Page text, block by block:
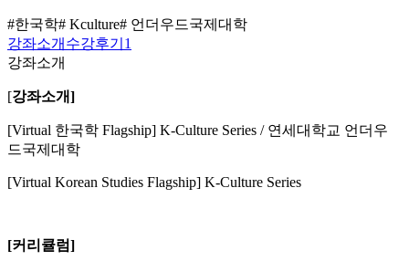
#한국학# Kculture# 언더우드국제대학
강좌소개 수강후기 1
강좌소개
[강좌소개]
[Virtual 한국학 Flagship] K-Culture Series / 연세대학교 언더우
드국제대학
[Virtual Korean Studies Flagship] K-Culture Series
[커리큘럼]